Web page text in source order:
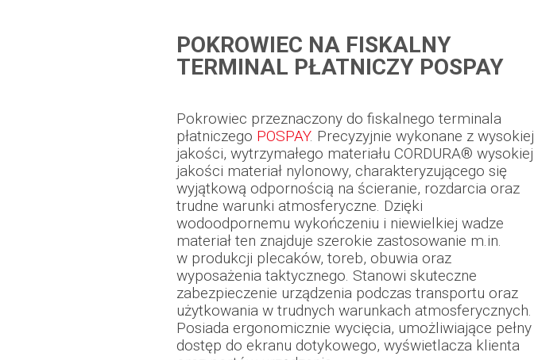
POKROWIEC NA FISKALNY
TERMINAL PŁATNICZY POSPAY
Pokrowiec przeznaczony do fiskalnego terminala
płatniczego POSPAY. Precyzyjnie wykonane z wysokiej
jakości, wytrzymałego materiału CORDURA® wysokiej
jakości materiał nylonowy, charakteryzującego się
wyjątkową odpornością na ścieranie, rozdarcia oraz
trudne warunki atmosferyczne. Dzięki
wodoodpornemu wykończeniu i niewielkiej wadze
materiał ten znajduje szerokie zastosowanie m.in.
w produkcji plecaków, toreb, obuwia oraz
wyposażenia taktycznego. Stanowi skuteczne
zabezpieczenie urządzenia podczas transportu oraz
użytkowania w trudnych warunkach atmosferycznych.
Posiada ergonomicznie wycięcia, umożliwiające pełny
dostęp do ekranu dotykowego, wyświetlacza klienta